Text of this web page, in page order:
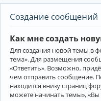
Создание сообщений
Как мне создать
Для создания новой темы в
тема». Для размещения
«Ответить». Возможно,
чем отправить сообщение.
находится внизу страниц
можете начинать темы»,